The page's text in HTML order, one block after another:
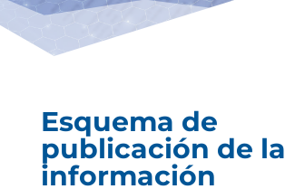
Esquema de
publicación de la
información